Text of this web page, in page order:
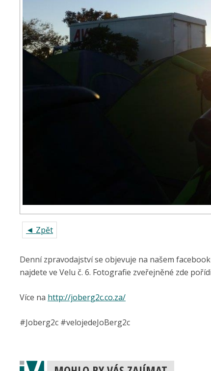
◄ Zpět
Denní zpravodajství se objevuje na našem
najdete ve Velu č. 6. Fotografie zveřejněné zde
Více na http://joberg2c.co.za/
#Joberg2c #velojedeJoBerg2c